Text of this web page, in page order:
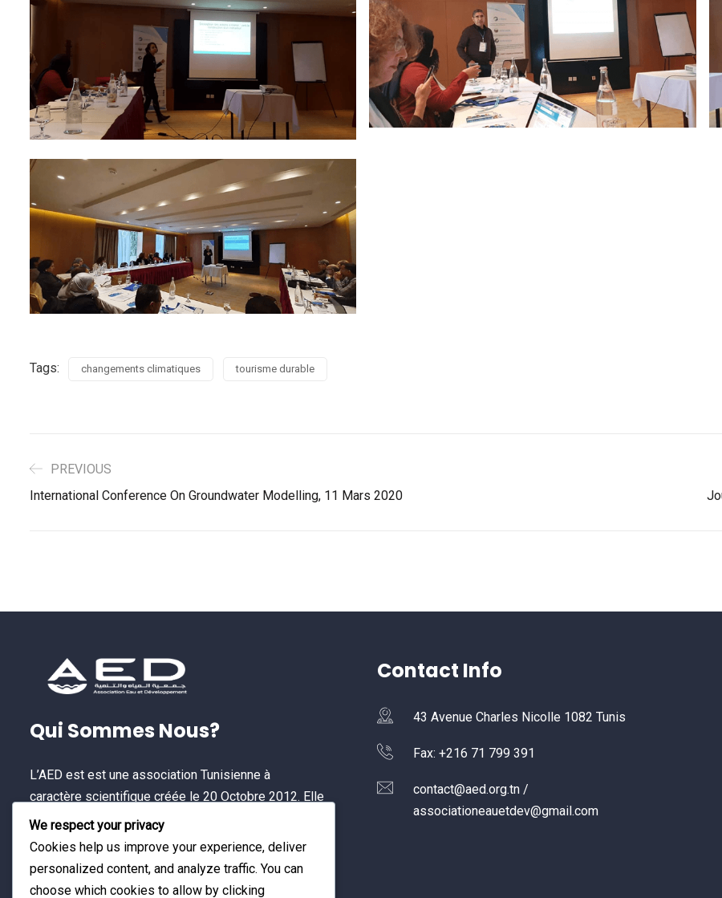
Tags: changements climatiques tourisme durable
PREVIOUS
International Conference On Groundwater Modelling, 11 Mars 2020
Qui Sommes Nous?
L’AED est est une association Tunisienne à
caractère scientifique créée le 20 Octobre 2012. Elle
est une plateforme multi-acteurs permettant de
contribuer à un développement durable et à
l’amélioration de la qualité de vie.
Contact Info
43 Avenue Charles Nicolle 1082 Tunis
Fax: +216 71 799 391
contact@aed.org.tn /
associationeauetdev@gmail.com
We respect your privacy
Cookies help us improve your experience, deliver
personalized content, and analyze traffic. You can
choose which cookies to allow by clicking